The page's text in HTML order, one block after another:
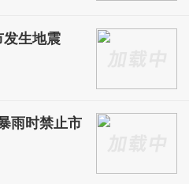
发生地震
雨时禁止市